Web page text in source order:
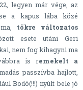
legyen már vége, az
a kapus lába közé
tökre változatos
esete utáni Geri
nem fog kihagyni ma
is remekelt a
passzívba hajlott,
Bodó(!!!) nyúlt bele jó